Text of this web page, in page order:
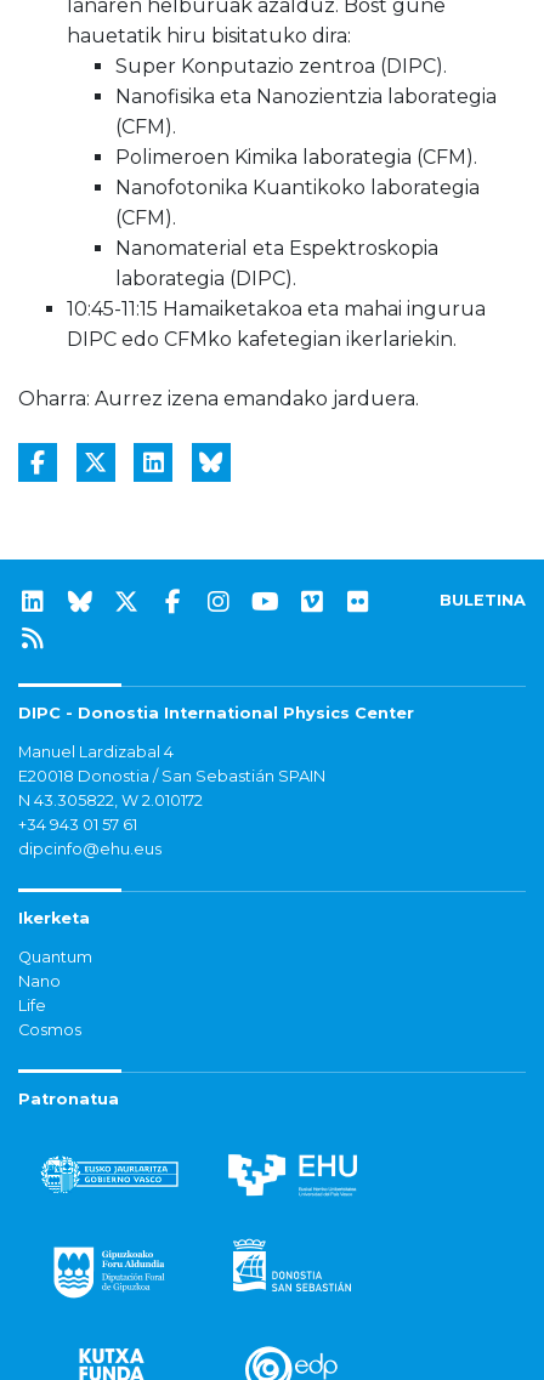
lanaren helburuak azalduz. Bost gune
hauetatik hiru bisitatuko dira:
Super Konputazio zentroa (DIPC).
Nanofisika eta Nanozientzia laborategia
(CFM).
Polimeroen Kimika laborategia (CFM).
Nanofotonika Kuantikoko laborategia
(CFM).
Nanomaterial eta Espektroskopia
laborategia (DIPC).
10:45-11:15 Hamaiketakoa eta mahai ingurua
DIPC edo CFMko kafetegian ikerlariekin.
Oharra: Aurrez izena emandako jarduera.
BULETINA
DIPC - Donostia International Physics Center
Manuel Lardizabal 4
E20018 Donostia / San Sebastián SPAIN
N 43.305822, W 2.010172
+34 943 01 57 61
dipcinfo@ehu.eus
Ikerketa
Quantum
Nano
Life
Cosmos
Patronatua